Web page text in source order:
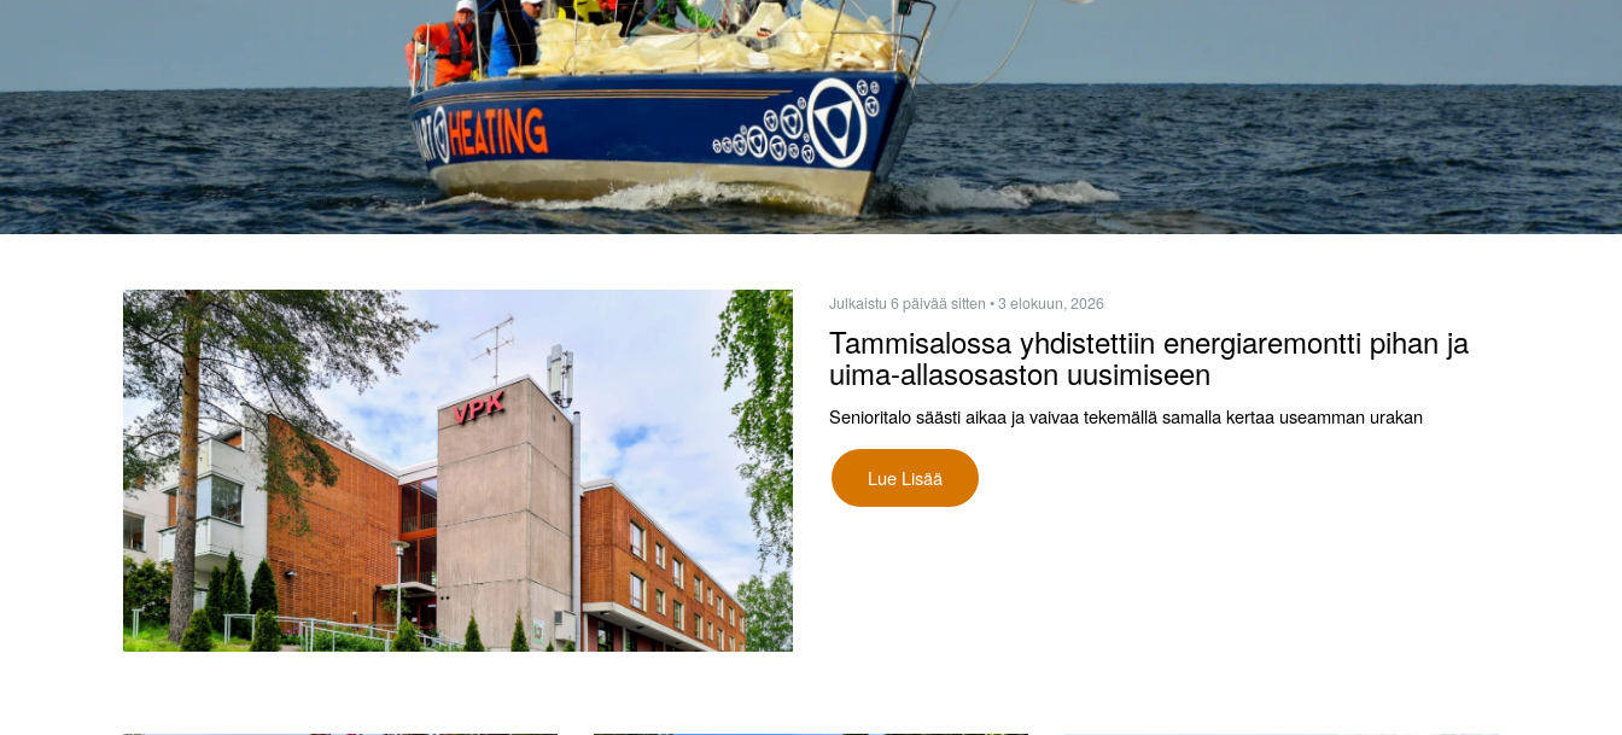
Julkaistu 6 päivää sitten • 3 elokuun, 2026
Tammisalossa yhdistettiin energiaremontti pihan ja
uima-allasosaston uusimiseen
Senioritalo säästi aikaa ja vaivaa tekemällä samalla kertaa useamman urakan
Lue Lisää